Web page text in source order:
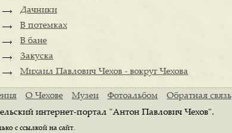
Дачники
В потемках
В бане
Закуска
Михаил Павлович Чехов - вокруг Чехова
О Чехове Музеи Фотоальбом
Обратная связь
интернет-портал "Антон Павлович Чехов".
с ссылкой на сайт.